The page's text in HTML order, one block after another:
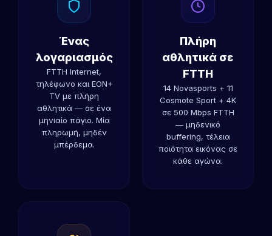
Ένας
λογαριασμός
FTTH Internet,
τηλέφωνο και EON+
TV με πλήρη
αθλητικά — σε ένα
μηνιαίο πάγιο. Μία
πληρωμή, μηδέν
μπέρδεμα.
Πλήρη
αθλητικά σε
FTTH
14 Novasports + 11
Cosmote Sport + 4K
σε 500 Mbps FTTH
— μηδενικό
buffering, τέλεια
ποιότητα εικόνας σε
κάθε αγώνα.